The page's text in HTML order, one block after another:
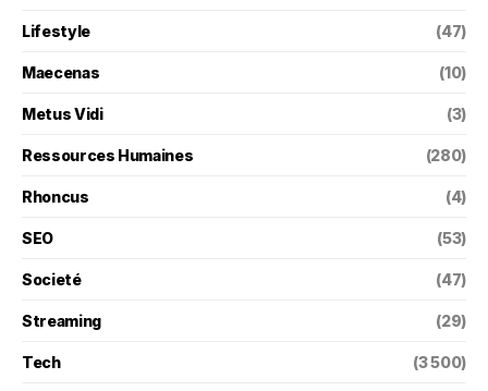
Lifestyle (47)
Maecenas (10)
Metus Vidi (3)
Ressources Humaines (280)
Rhoncus (4)
SEO (53)
Societé (47)
Streaming (29)
Tech (3 500)